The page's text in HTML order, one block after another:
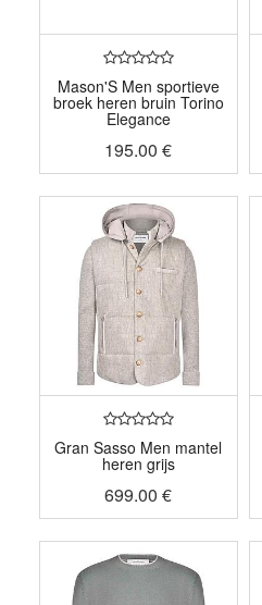
Mason'S Men sportieve
broek heren bruin Torino
Elegance
195.00 €
Gran Sasso Men mantel
heren grijs
699.00 €